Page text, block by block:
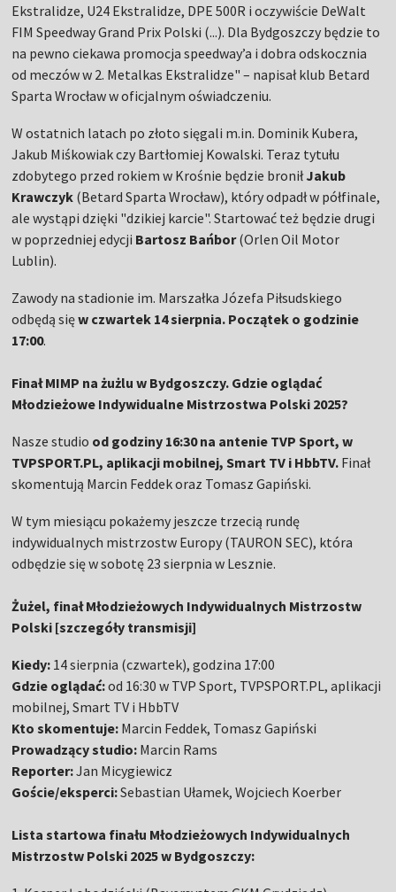
Ekstralidze, U24 Ekstralidze, DPE 500R i oczywiście DeWalt
FIM Speedway Grand Prix Polski (...). Dla Bydgoszczy będzie to
na pewno ciekawa promocja speedway’a i dobra odskocznia
od meczów w 2. Metalkas Ekstralidze" – napisał klub Betard
Sparta Wrocław w oficjalnym oświadczeniu.
W ostatnich latach po złoto sięgali m.in. Dominik Kubera,
Jakub Miśkowiak czy Bartłomiej Kowalski. Teraz tytułu
zdobytego przed rokiem w Krośnie będzie broniłJakub
Krawczyk (Betard Sparta Wrocław), który odpadł w półfinale,
ale wystąpi dzięki "dzikiej karcie". Startować też będzie drugi
w poprzedniej edycji Bartosz Bańbor(Orlen Oil Motor
Lublin).
Zawody na stadionie im. Marszałka Józefa Piłsudskiego
odbędą sięw czwartek 14 sierpnia. Początek o godzinie
17:00.
Finał MIMP na żużlu w Bydgoszczy. Gdzie oglądać
Młodzieżowe Indywidualne Mistrzostwa Polski 2025?
Nasze studio od godziny 16:30 na antenie TVP Sport, w
TVPSPORT.PL, aplikacji mobilnej, Smart TV i HbbTV. Finał
skomentują Marcin Feddek oraz Tomasz Gapiński.
W tym miesiącu pokażemy jeszcze trzecią rundę
indywidualnych mistrzostw Europy (TAURON SEC), która
odbędzie się w sobotę 23 sierpnia w Lesznie.
Żużel, finał Młodzieżowych Indywidualnych Mistrzostw
Polski [szczegóły transmisji]
Kiedy: 14 sierpnia (czwartek), godzina 17:00
Gdzie oglądać:od 16:30 w TVP Sport, TVPSPORT.PL, aplikacji
mobilnej, Smart TV i HbbTV
Kto skomentuje: Marcin Feddek, Tomasz Gapiński
Prowadzący studio: Marcin Rams
Reporter:Jan Micygiewicz
Goście/eksperci:Sebastian Ułamek, Wojciech Koerber
Lista startowa finału Młodzieżowych Indywidualnych
Mistrzostw Polski 2025 w Bydgoszczy: